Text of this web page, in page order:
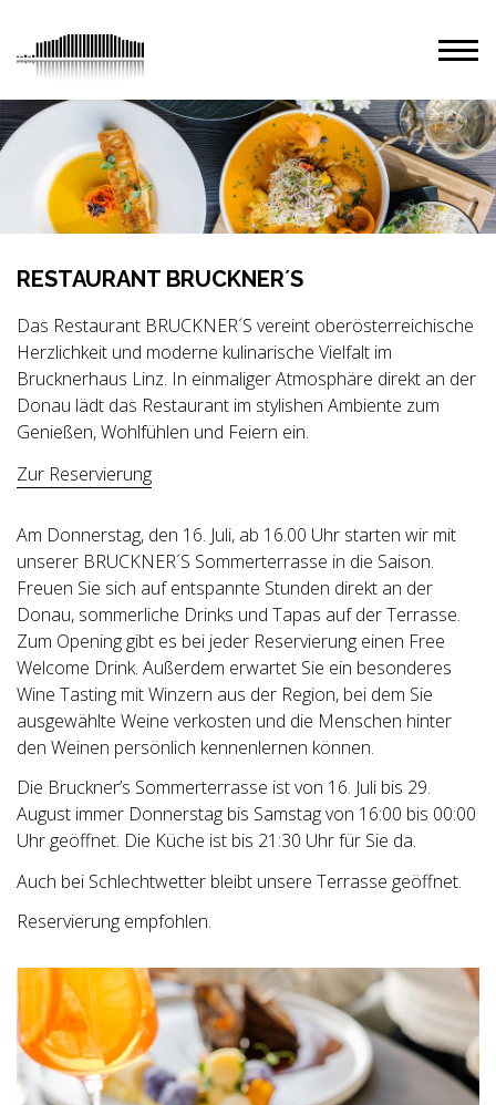
RESTAURANT BRUCKNERʼS
Das Restaurant BRUCKNER´S vereint oberösterreichische
Herzlichkeit und moderne kulinarische Vielfalt im
Brucknerhaus Linz. In einmaliger Atmosphäre direkt an der
Donau lädt das Restaurant im stylishen Ambiente zum
Genießen, Wohlfühlen und Feiern ein.
Zur Reservierung
Am Donnerstag, den 16. Juli, ab 16.00 Uhr starten wir mit
unserer BRUCKNER´S Sommerterrasse in die Saison.
Freuen Sie sich auf entspannte Stunden direkt an der
Donau, sommerliche Drinks und Tapas auf der Terrasse.
Zum Opening gibt es bei jeder Reservierung einen Free
Welcome Drink. Außerdem erwartet Sie ein besonderes
Wine Tasting mit Winzern aus der Region, bei dem Sie
ausgewählte Weine verkosten und die Menschen hinter
den Weinen persönlich kennenlernen können.
Die Bruckner’s Sommerterrasse ist von 16. Juli bis 29.
August immer Donnerstag bis Samstag von 16:00 bis 00:00
Uhr geöffnet. Die Küche ist bis 21:30 Uhr für Sie da.
Auch bei Schlechtwetter bleibt unsere Terrasse geöffnet.
Reservierung empfohlen.